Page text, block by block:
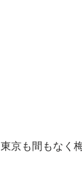
東京も間もなく